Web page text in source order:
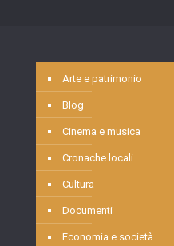
Arte e patrimonio
Blog
Cinema e musica
Cronache locali
Cultura
Documenti
Economia e società